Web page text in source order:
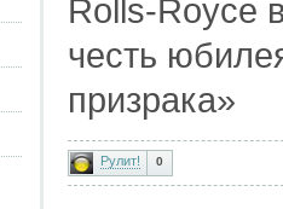
КОМПАНИЮ
Rolls-Royce
честь
призрака»
Рулит! 0